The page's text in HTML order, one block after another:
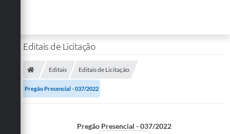
Editais de Licitação
Editais Editais de Licitação
Pregão Presencial - 037/2022
Pregão Presencial - 037/2022